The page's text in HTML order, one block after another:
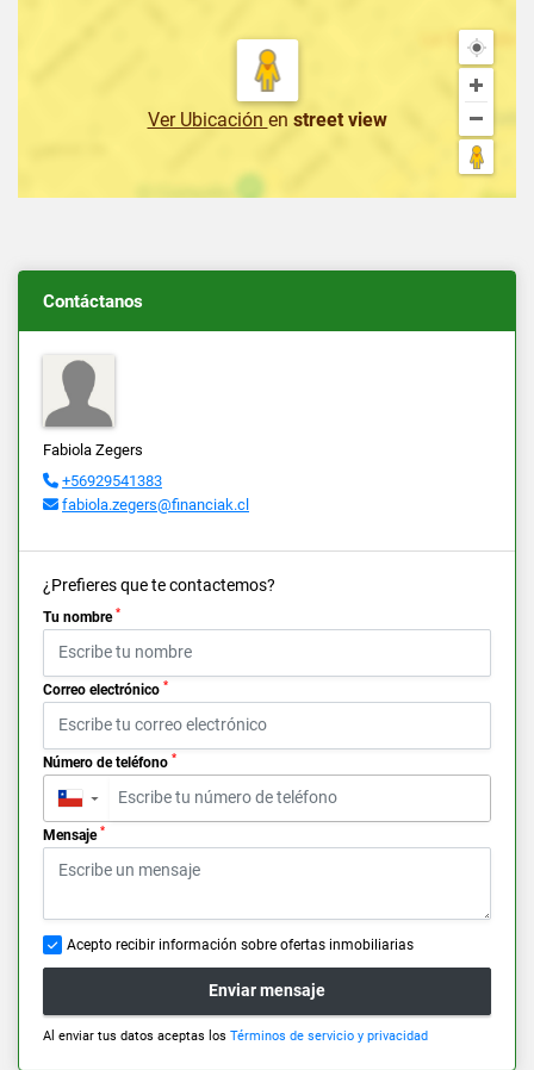
Ver Ubicación en street view
Contáctanos
Fabiola Zegers
+56929541383
fabiola.zegers@financiak.cl
¿Prefieres que te contactemos?
Tu nombre *
Correo electrónico *
Número de teléfono *
▼
Mensaje *
Acepto recibir información sobre ofertas inmobiliarias
Enviar mensaje
Al enviar tus datos aceptas los Términos de servicio y privacidad